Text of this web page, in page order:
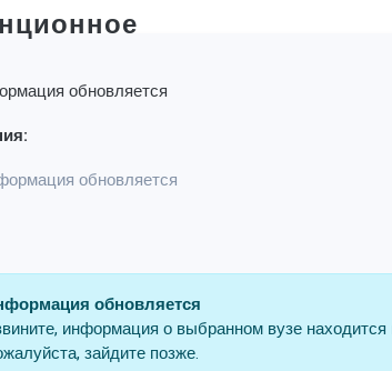
обновляется
обновляется
обновляется
информация о выбранном вузе находится
зайдите позже.